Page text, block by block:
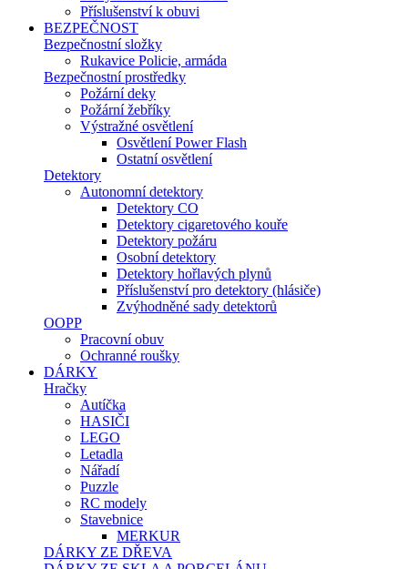
Příslušenství k obuvi
BEZPEČNOST
Bezpečnostní složky
Rukavice Policie, armáda
Bezpečnostní prostředky
Požární deky
Požární žebříky
Výstražné osvětlení
Osvětlení Power Flash
Ostatní osvětlení
Detektory
Autonomní detektory
Detektory CO
Detektory cigaretového kouře
Detektory požáru
Osobní detektory
Detektory hořlavých plynů
Příslušenství pro detektory (hlásiče)
Zvýhodněné sady detektorů
OOPP
Pracovní obuv
Ochranné roušky
DÁRKY
Hračky
Autíčka
HASIČI
LEGO
Letadla
Nářadí
Puzzle
RC modely
Stavebnice
MERKUR
DÁRKY ZE DŘEVA